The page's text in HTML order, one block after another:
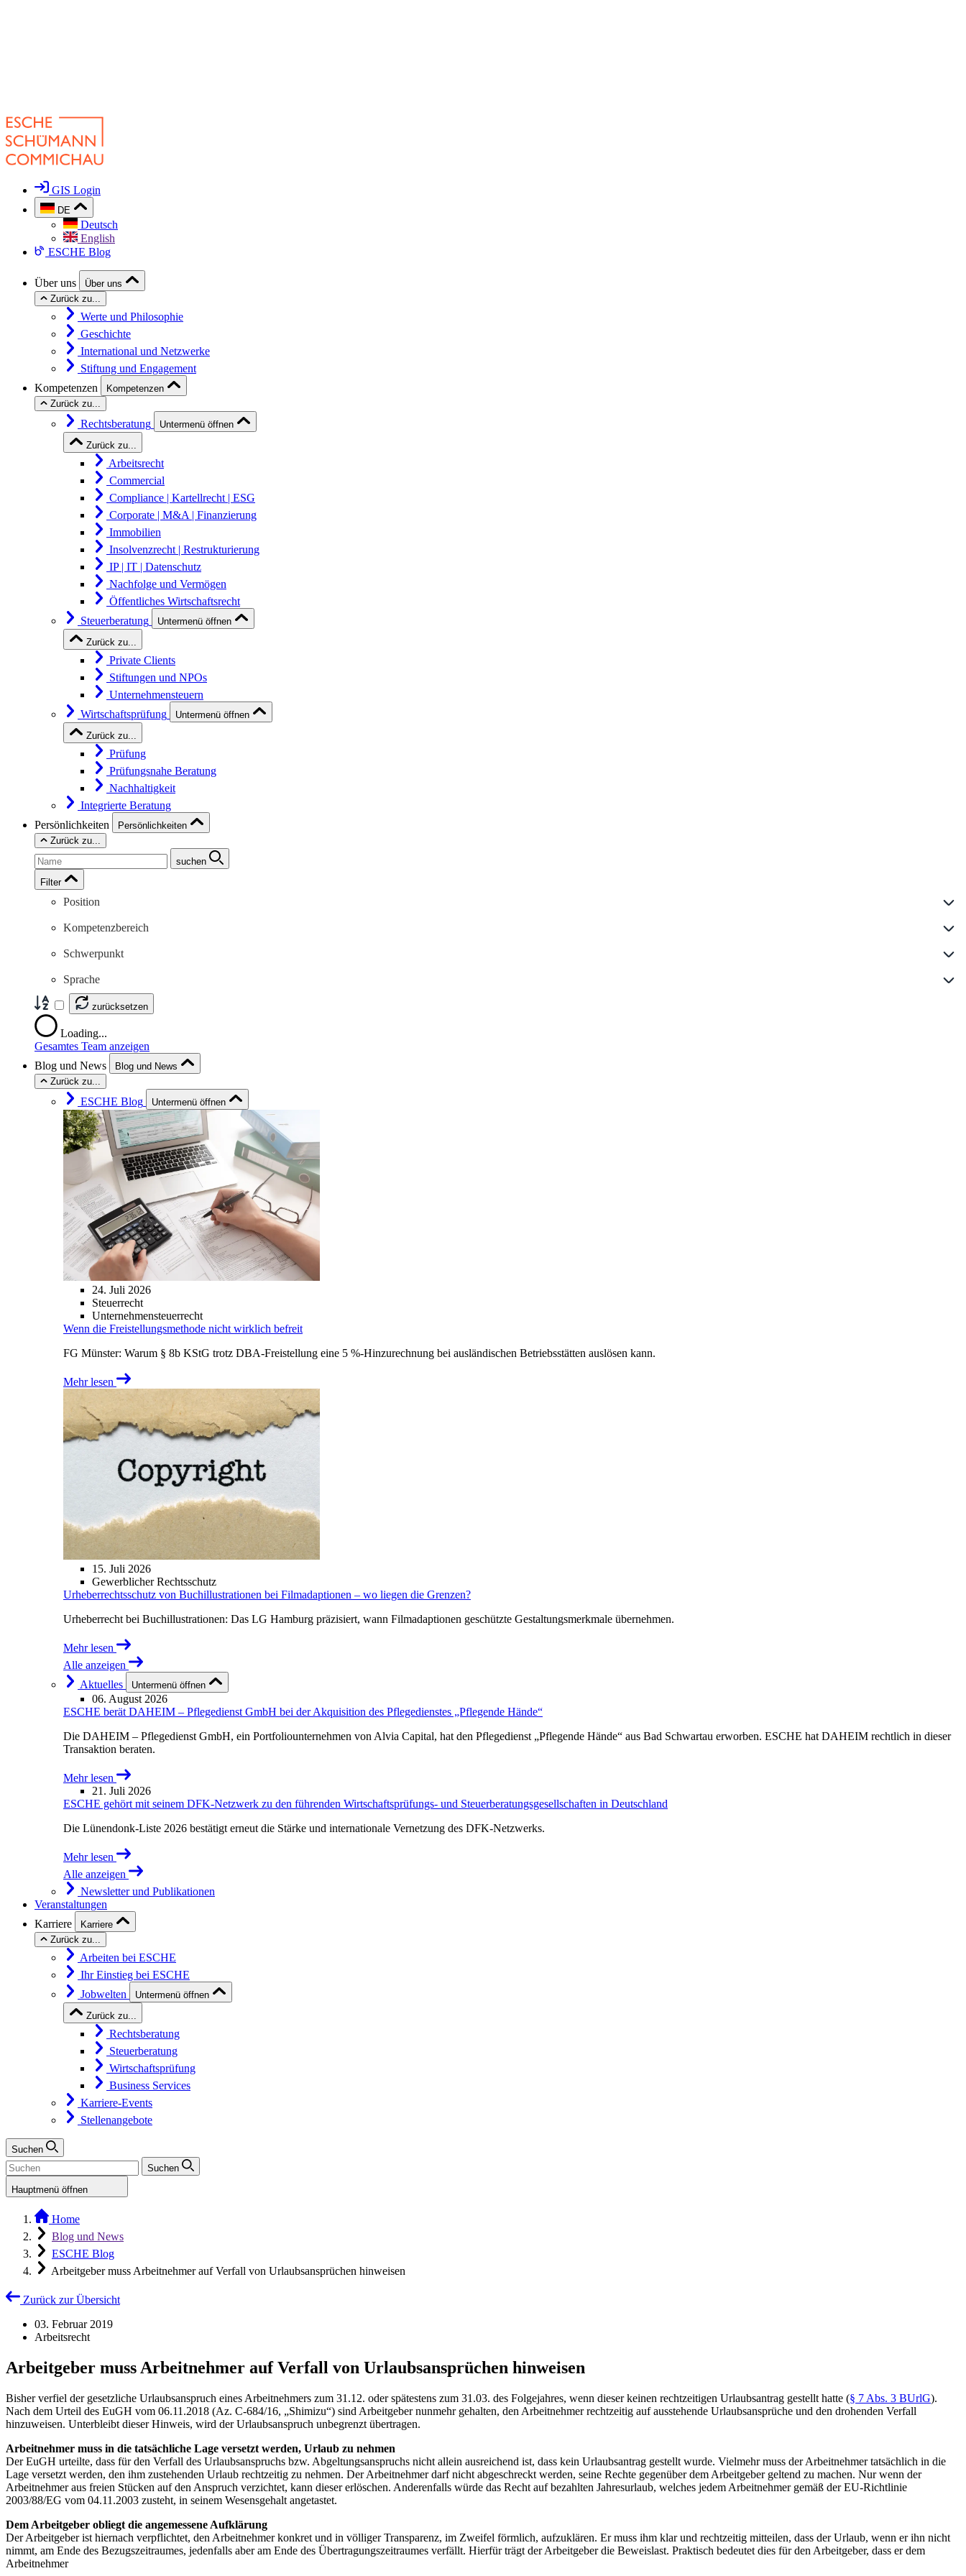
GIS Login
DE
Deutsch
English
ESCHE Blog
Über uns
Über uns
Zurück zu...
Werte und Philosophie
Geschichte
International und Netzwerke
Stiftung und Engagement
Kompetenzen
Kompetenzen
Zurück zu...
Rechtsberatung
Untermenü öffnen
Zurück zu...
Arbeitsrecht
Commercial
Compliance | Kartellrecht | ESG
Corporate | M&A | Finanzierung
Immobilien
Insolvenzrecht | Restrukturierung
IP | IT | Datenschutz
Nachfolge und Vermögen
Öffentliches Wirtschaftsrecht
Steuerberatung
Untermenü öffnen
Zurück zu...
Private Clients
Stiftungen und NPOs
Unternehmensteuern
Wirtschaftsprüfung
Untermenü öffnen
Zurück zu...
Prüfung
Prüfungsnahe Beratung
Nachhaltigkeit
Integrierte Beratung
Persönlichkeiten
Persönlichkeiten
Zurück zu...
suchen
Filter
Position
Kompetenzbereich
Schwerpunkt
Sprache
zurücksetzen
Loading...
Gesamtes Team anzeigen
Blog und News
Blog und News
Zurück zu...
ESCHE Blog Untermenü öffnen
24. Juli 2026
Steuerrecht
Unternehmensteuerrecht
Wenn die Freistellungsmethode nicht wirklich befreit
FG Münster: Warum § 8b KStG trotz DBA-Freistellung eine 5 %-Hinzurechnung bei ausländischen Betriebsstätten auslösen kann.
Mehr lesen
15. Juli 2026
Gewerblicher Rechtsschutz
Urheberrechtsschutz von Buchillustrationen bei Filmadaptionen – wo liegen die Grenzen?
Urheberrecht bei Buchillustrationen: Das LG Hamburg präzisiert, wann Filmadaptionen geschützte Gestaltungsmerkmale übernehmen.
Mehr lesen
Alle anzeigen
Aktuelles
Untermenü öffnen
06. August 2026
ESCHE berät DAHEIM – Pflegedienst GmbH bei der Akquisition des Pflegedienstes „Pflegende Hände“
Die DAHEIM – Pflegedienst GmbH, ein Portfoliounternehmen von Alvia Capital, hat den Pflegedienst „Pflegende Hände“ aus Bad Schwartau erworben. ESCHE hat DAHEIM rechtlich in dieser
Transaktion beraten.
Mehr lesen
21. Juli 2026
ESCHE gehört mit seinem DFK-Netzwerk zu den führenden Wirtschaftsprüfungs- und Steuerberatungsgesellschaften in Deutschland
Die Lünendonk-Liste 2026 bestätigt erneut die Stärke und internationale Vernetzung des DFK-Netzwerks.
Mehr lesen
Alle anzeigen
Newsletter und Publikationen
Veranstaltungen
Karriere
Karriere
Zurück zu...
Arbeiten bei ESCHE
Ihr Einstieg bei ESCHE
Jobwelten
Untermenü öffnen
Zurück zu...
Rechtsberatung
Steuerberatung
Wirtschaftsprüfung
Business Services
Karriere-Events
Stellenangebote
Suchen
Suchen
Hauptmenü öffnen
Home
Blog und News
ESCHE Blog
Arbeitgeber muss Arbeitnehmer auf Verfall von Urlaubsansprüchen hinweisen
Zurück zur Übersicht
03. Februar 2019
Arbeitsrecht
Arbeitgeber muss Arbeitnehmer auf Verfall von Urlaubsansprüchen hinweisen
Bisher verfiel der gesetzliche Urlaubsanspruch eines Arbeitnehmers zum 31.12. oder spätestens zum 31.03. des Folgejahres, wenn dieser keinen rechtzeitigen Urlaubsantrag gestellt hatte (§ 7 Abs. 3 BUrlG).
Nach dem Urteil des EuGH vom 06.11.2018 (Az. C-684/16, „Shimizu“) sind Arbeitgeber nunmehr gehalten, den Arbeitnehmer rechtzeitig auf ausstehende Urlaubsansprüche und den drohenden Verfall
hinzuweisen. Unterbleibt dieser Hinweis, wird der Urlaubsanspruch unbegrenzt übertragen.
Arbeitnehmer muss in die tatsächliche Lage versetzt werden, Urlaub zu nehmen
Der EuGH urteilte, dass für den Verfall des Urlaubsanspruchs bzw. Abgeltungsanspruchs nicht allein ausreichend ist, dass kein Urlaubsantrag gestellt wurde. Vielmehr muss der Arbeitnehmer tatsächlich in die
Lage versetzt werden, den ihm zustehenden Urlaub rechtzeitig zu nehmen. Der Arbeitnehmer darf nicht abgeschreckt werden, seine Rechte gegenüber dem Arbeitgeber geltend zu machen. Nur wenn der
Arbeitnehmer aus freien Stücken auf den Anspruch verzichtet, kann dieser erlöschen. Anderenfalls würde das Recht auf bezahlten Jahresurlaub, welches jedem Arbeitnehmer gemäß der EU-Richtlinie
2003/88/EG vom 04.11.2003 zusteht, in seinem Wesensgehalt angetastet.
Dem Arbeitgeber obliegt die angemessene Aufklärung
Der Arbeitgeber ist hiernach verpflichtet, den Arbeitnehmer konkret und in völliger Transparenz, im Zweifel förmlich, aufzuklären. Er muss ihm klar und rechtzeitig mitteilen, dass der Urlaub, wenn er ihn nicht
nimmt, am Ende des Bezugszeitraumes, jedenfalls aber am Ende des Übertragungszeitraumes verfällt. Hierfür trägt der Arbeitgeber die Beweislast. Praktisch bedeutet dies für den Arbeitgeber, dass er dem
Arbeitnehmer